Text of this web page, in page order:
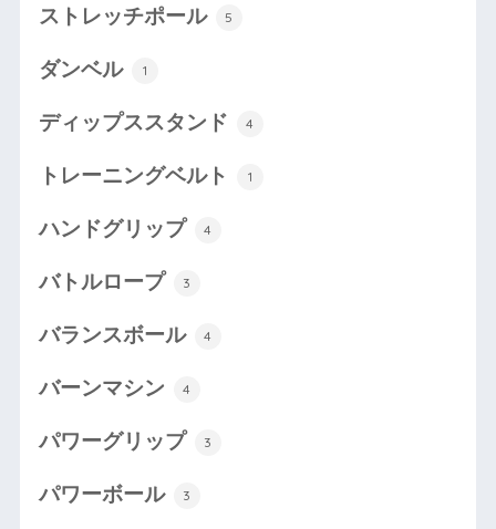
ストレッチポール 5
ダンベル 1
ディップススタンド 4
トレーニングベルト 1
ハンドグリップ 4
バトルロープ 3
バランスボール 4
バーンマシン 4
パワーグリップ 3
パワーボール 3